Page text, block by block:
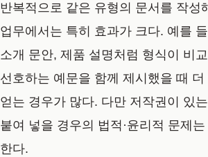
반복적으로 같은 유형의 문서를 작성
업무에서는 특히 효과가 크다. 예를
소개 문안, 제품 설명처럼 형식이 비
선호하는 예문을 함께 제시했을 때
얻는 경우가 많다. 다만 저작권이 있
붙여 넣을 경우의 법적·윤리적 문제
한다.